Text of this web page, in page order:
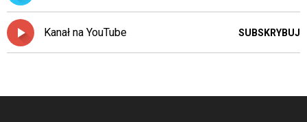
Kanał na YouTube SUBSKRYBUJ